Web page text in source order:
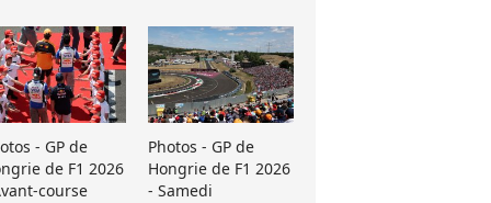
- GP de
de F1 2026
course
Photos - GP de
Hongrie de F1 2026
- Samedi